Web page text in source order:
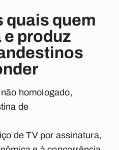
quais quem
produz
homologado,
de
de TV por assinatura,